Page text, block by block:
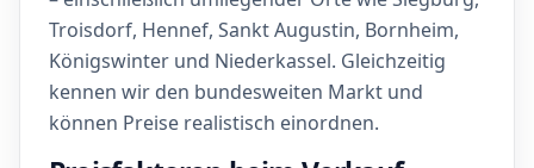
Troisdorf, Hennef, Sankt Augustin, Bornheim,
Königswinter und Niederkassel. Gleichzeitig
kennen wir den bundesweiten Markt und
können Preise realistisch einordnen.